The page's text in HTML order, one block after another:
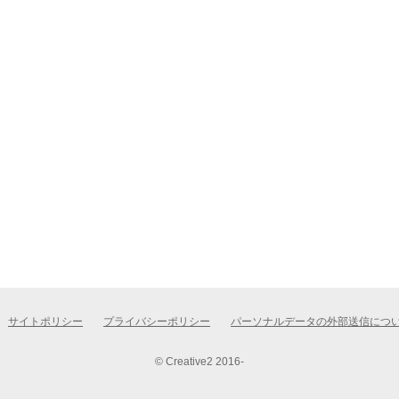
サイトポリシー プライバシーポリシー パーソナルデータの外部送信につ
© Creative2 2016-